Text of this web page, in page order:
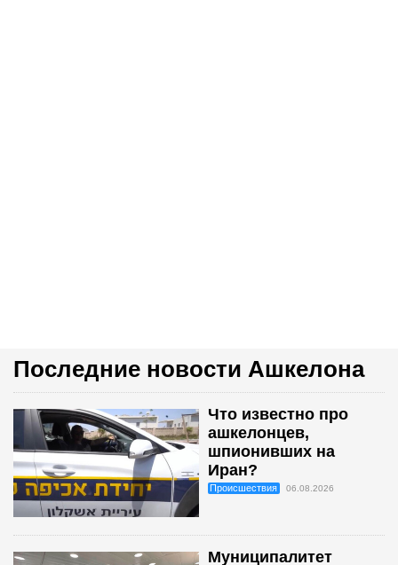
Последние новости Ашкелона
Что известно про
ашкелонцев,
шпионивших на
Иран?
Происшествия 06.08.2026
Муниципалитет